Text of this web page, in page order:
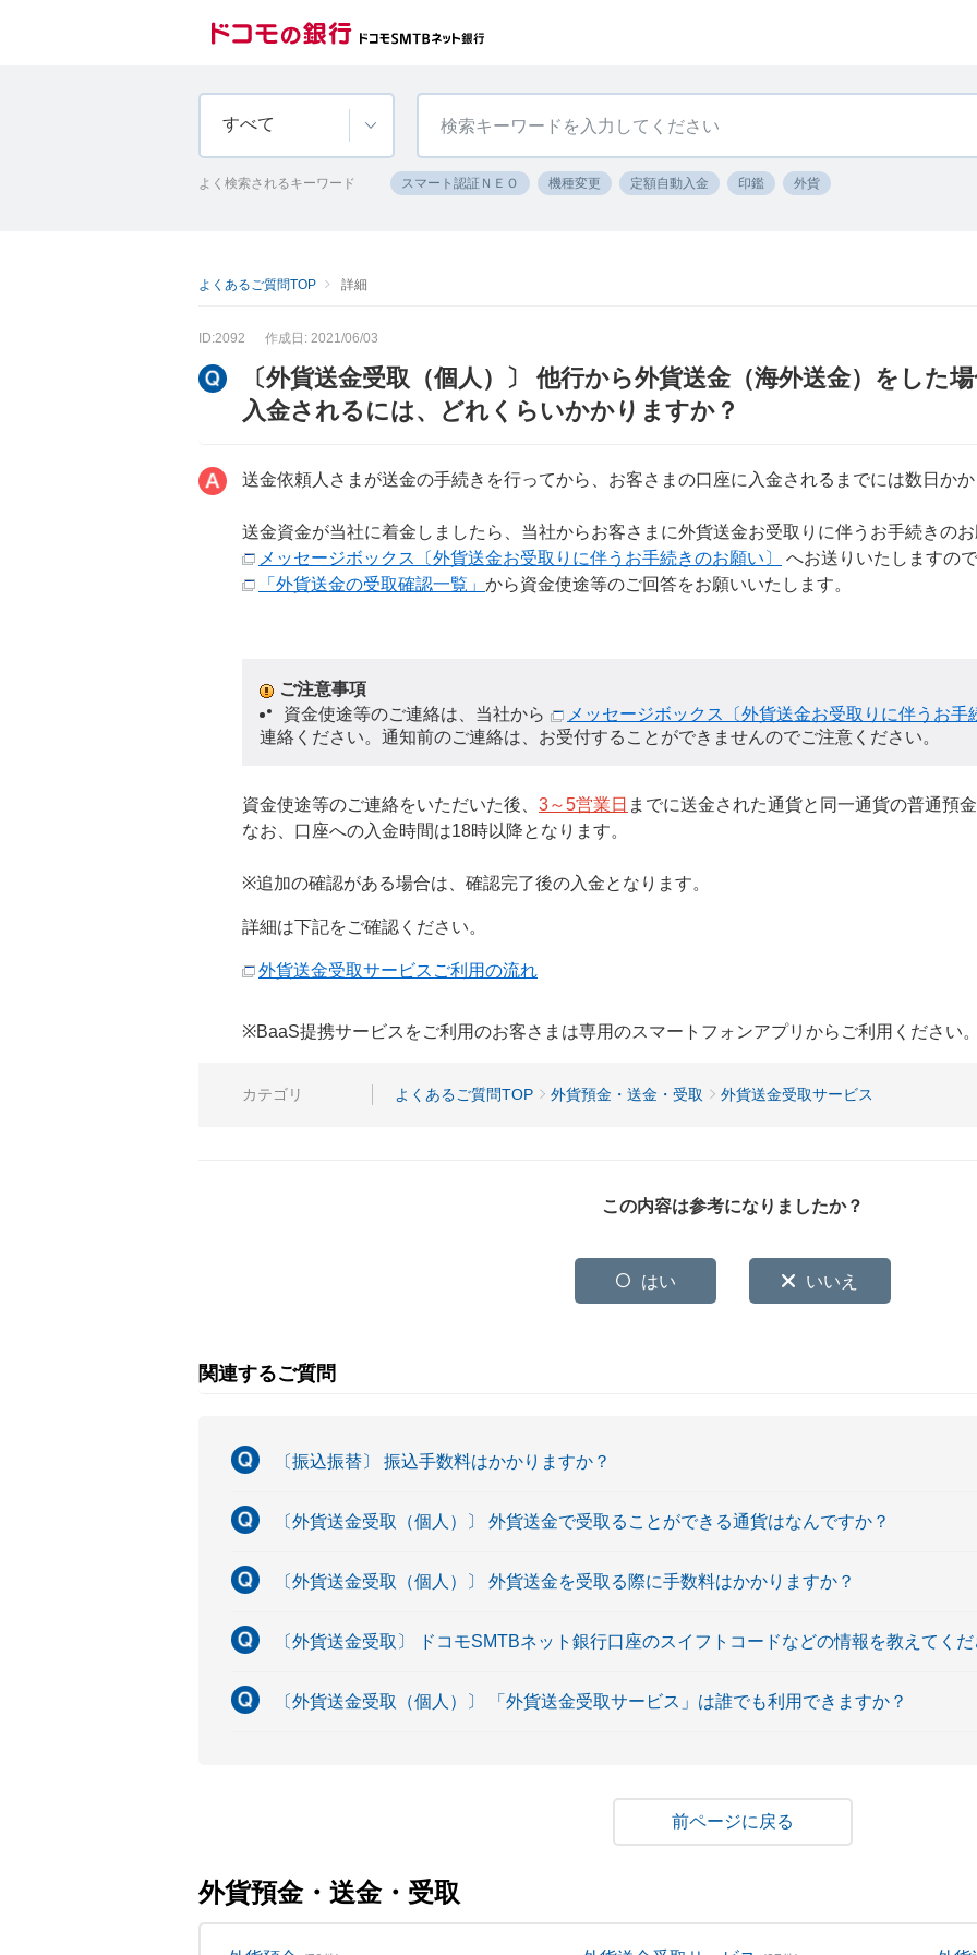
すべて
よく検索されるキーワード スマート認証ＮＥＯ 機種変更 定額自動入金 印鑑 外貨
よくあるご質問TOP 詳細
ID:2092 作成日: 2021/06/03
〔外貨送金受取（個人）〕 他行から外貨送金（海外送金）をした
入金されるには、どれくらいかかりますか？
送金依頼人さまが送金の手続きを行ってから、お客さまの口座に入金されるまでには数日か
送金資金が当社に着金しましたら、当社からお客さまに外貨送金お受取りに伴うお手続きの
メッセージボックス〔外貨送金お受取りに伴うお手続きのお願い〕
へお送りいたしますの
「外貨送金の受取確認一覧」 から資金使途等のご回答をお願いいたします。
ご注意事項
資金使途等のご連絡は、当社から
メッセージボックス〔外貨送金お受取りに伴うお手
連絡ください。通知前のご連絡は、お受付することができませんのでご注意ください。
資金使途等のご連絡をいただいた後、 3～5営業日 までに送金された通貨と同一通貨の普通預
なお、口座への入金時間は18時以降となります。
※追加の確認がある場合は、確認完了後の入金となります。
詳細は下記をご確認ください。
外貨送金受取サービスご利用の流れ
※BaaS提携サービスをご利用のお客さまは専用のスマートフォンアプリからご利用ください
カテゴリ よくあるご質問TOP 外貨預金・送金・受取 外貨送金受取サービス
この内容は参考になりましたか？
はい いいえ
関連するご質問
〔振込振替〕 振込手数料はかかりますか？
〔外貨送金受取（個人）〕 外貨送金で受取ることができる通貨はなんですか？
〔外貨送金受取（個人）〕 外貨送金を受取る際に手数料はかかりますか？
〔外貨送金受取〕 ドコモSMTBネット銀行口座のスイフトコードなどの情報を教えてく
〔外貨送金受取（個人）〕 「外貨送金受取サービス」は誰でも利用できますか？
戻る
外貨預金・送金・受取